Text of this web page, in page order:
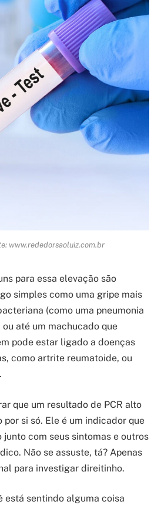
www.rededorsaoluiz.com.br
para essa elevação são
simples como uma gripe mais
(como uma pneumonia
até um machucado que
pode estar ligado a doenças
como artrite reumatoide, ou
que um resultado de PCR alto
por si só. Ele é um indicador que
junto com seus sintomas e outros
Não se assuste, tá? Apenas
para investigar direitinho.
está sentindo alguma coisa